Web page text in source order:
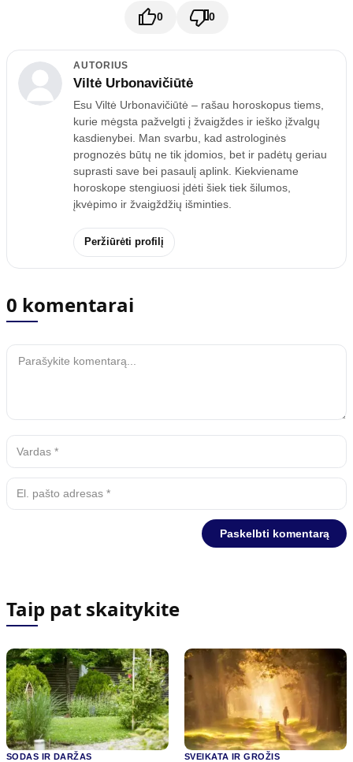
0 0
AUTORIUS
Viltė Urbonavičiūtė
Esu Viltė Urbonavičiūtė – rašau horoskopus tiems,
kurie mėgsta pažvelgti į žvaigždes ir ieško įžvalgų
kasdienybei. Man svarbu, kad astrologinės
prognozės būtų ne tik įdomios, bet ir padėtų geriau
suprasti save bei pasaulį aplink. Kiekviename
horoskope stengiuosi įdėti šiek tiek šilumos,
įkvėpimo ir žvaigždžių išminties.
Peržiūrėti profilį
0 komentarai
Taip pat skaitykite
SODAS IR DARŽAS SVEIKATA IR GROŽIS